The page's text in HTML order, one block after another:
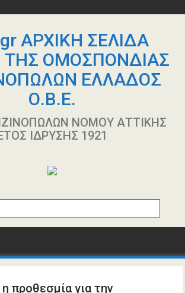
ΑΡΧΙΚΗ ΣΕΛΙΔΑ
ΟΜΟΣΠΟΝΔΙΑΣ
ΕΛΛΑΔΟΣ
Ο.Β.Ε.
ΝΟΜΟΥ ΑΤΤΙΚΗΣ
ΙΔΡΥΣΗΣ 1921
προθεσμία για την